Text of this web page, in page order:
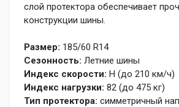
слой протектора обеспечивает
конструкции шины.
Размер: 185/60 R14
Сезонность: Летние шины
Индекс скорости: H (до 210 км/ч)
Индекс нагрузки: 82 (до 475 кг)
Тип протектора: симметричный